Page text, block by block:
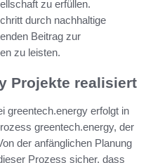
zu erfüllen.
durch nachhaltige
Beitrag zur
zu leisten.
Projekte realisiert
greentech.energy erfolgt in
greentech.energy, der
der anfänglichen Planung
Prozess sicher, dass